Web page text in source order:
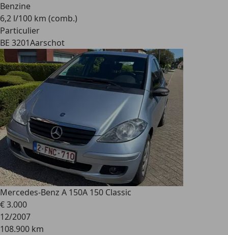
Benzine
6,2 l/100 km (comb.)
Particulier
BE 3201Aarschot
Mercedes-Benz A 150A 150 Classic
€ 3.000
12/2007
108.900 km